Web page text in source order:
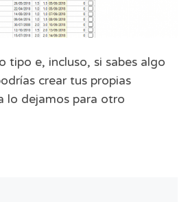
tipo e, incluso, si sabes algo
crear tus propias
lo dejamos para otro